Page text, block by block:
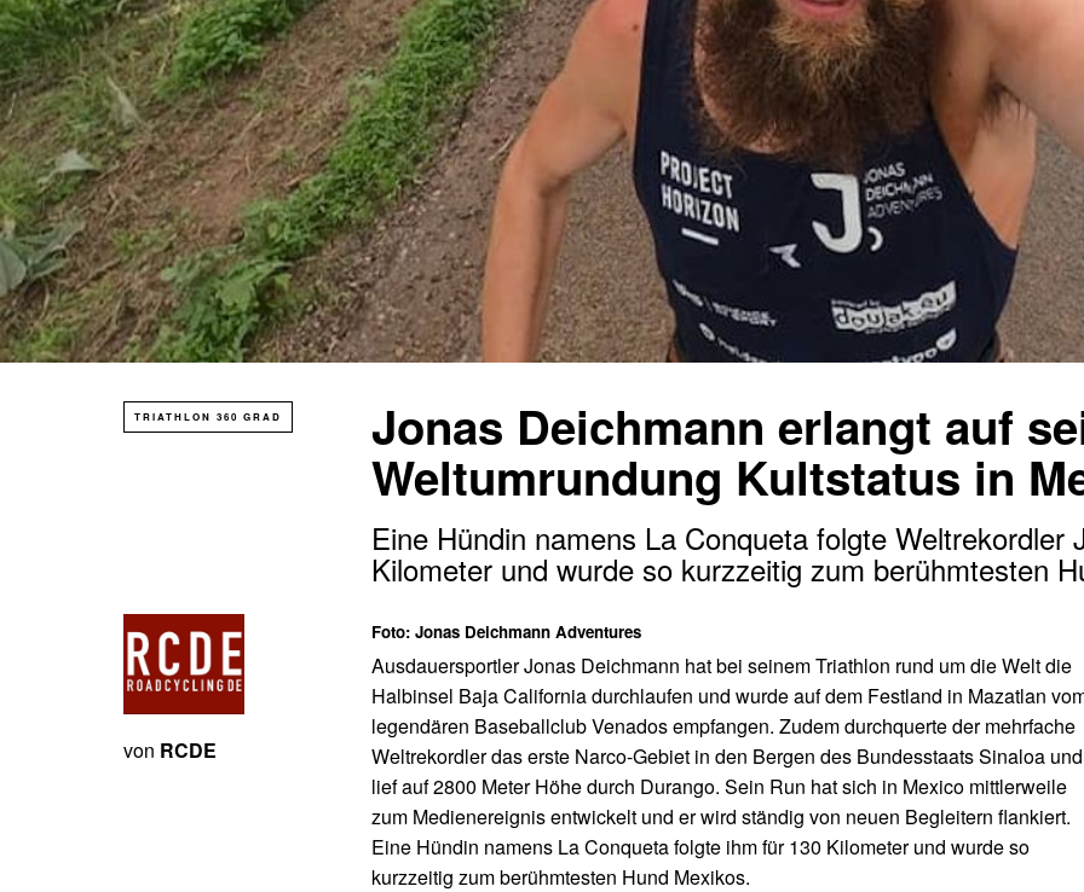
TRIATHLON 360 GRAD Jonas Deichmann erlangt auf
Weltumrundung Kultstatus in
Eine Hündin namens La Conqueta folgte Weltrekordler
Kilometer und wurde so kurzzeitig zum berühmtesten
von RCDE
Foto: Jonas Deichmann Adventures
Ausdauersportler Jonas Deichmann hat bei seinem Triathlon rund um die Welt die
Halbinsel Baja California durchlaufen und wurde auf dem Festland in Mazatlan
legendären Baseballclub Venados empfangen. Zudem durchquerte der mehrfache
Weltrekordler das erste Narco-Gebiet in den Bergen des Bundesstaats Sinaloa und
lief auf 2800 Meter Höhe durch Durango. Sein Run hat sich in Mexico mittlerweile
zum Medienereignis entwickelt und er wird ständig von neuen Begleitern flankiert.
Eine Hündin namens La Conqueta folgte ihm für 130 Kilometer und wurde so
kurzzeitig zum berühmtesten Hund Mexikos.